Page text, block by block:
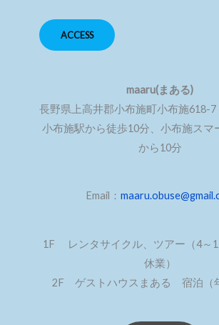
ACCESS
maaru(まある)
長野県上高井郡小布施町小布施618-
小布施駅から徒歩10分、小布施スマ
から10分
Email：
1F レンタサイクル、ツアー（4～
休業）
2F ゲストハウスまある 宿泊（